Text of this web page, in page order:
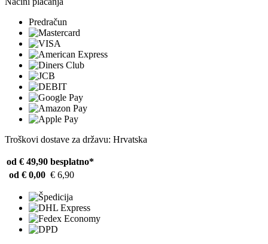
Predračun
Troškovi dostave za državu: Hrvatska
od € 49,90 besplatno*
od € 0,00 € 6,90